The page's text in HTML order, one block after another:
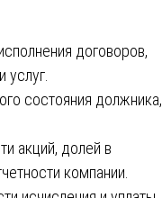
договоров,
услуг.
состояния должника,
акций, долей в
компании.